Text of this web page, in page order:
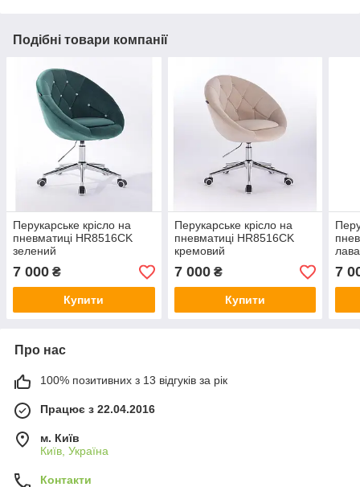
Подібні товари компанії
Перукарське крісло на
пневматиці HR8516CK
зелений
7 000 ₴
Купити
Перукарське крісло на
пневматиці HR8516CK
кремовий
7 000₴
Купити
7
Про нас
100% позитивних з 13 відгуків за рік
Працює з 22.04.2016
м. Київ
Київ, Україна
Контакти